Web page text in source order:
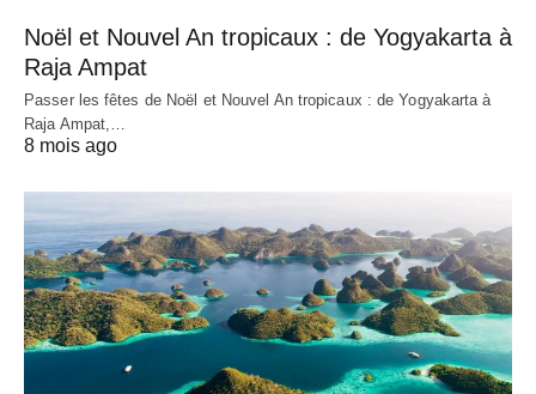
Noël et Nouvel An tropicaux : de Yogyakarta à
Raja Ampat
Passer les fêtes de Noël et Nouvel An tropicaux : de Yogyakarta à
Raja Ampat,…
8 mois ago